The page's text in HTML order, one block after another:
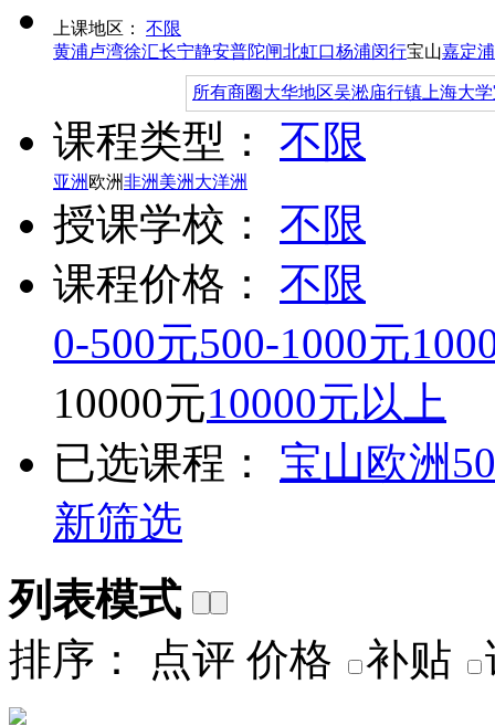
上课地区：
不限
黄浦卢湾徐汇长宁静安普陀闸北虹口杨浦闵行宝山嘉定
所有商圈大华地区吴淞庙行镇 上海大学
课程类型： 不限
亚洲 欧洲非洲 美洲 大洋洲
授课学校：
不限
课程价格：
不限
0-500元500-1000元
10000元10000元以上
已选课程：
宝山欧洲
新筛选
列表模式
排序：
点评 价格 补贴